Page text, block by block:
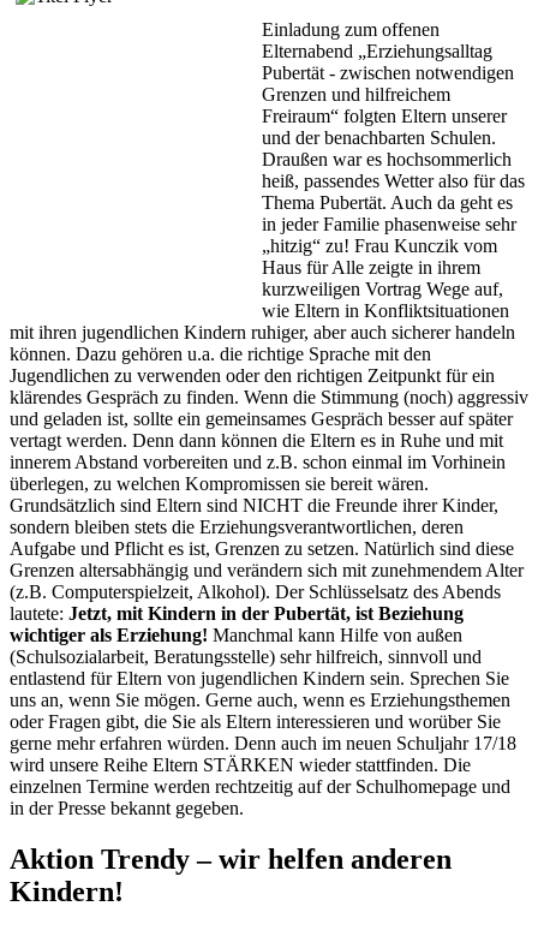
Einladung zum offenen
Elternabend „Erziehungsalltag
Pubertät - zwischen notwendigen
Grenzen und hilfreichem
Freiraum“ folgten Eltern unserer
und der benachbarten Schulen.
Draußen war es hochsommerlich
heiß, passendes Wetter also für das
Thema Pubertät. Auch da geht es
in jeder Familie phasenweise sehr
„hitzig“ zu! Frau Kunczik vom
Haus für Alle zeigte in ihrem
kurzweiligen Vortrag Wege auf,
wie Eltern in Konfliktsituationen
mit ihren jugendlichen Kindern ruhiger, aber auch sicherer handeln
können. Dazu gehören u.a. die richtige Sprache mit den
Jugendlichen zu verwenden oder den richtigen Zeitpunkt für ein
klärendes Gespräch zu finden. Wenn die Stimmung (noch) aggressiv
und geladen ist, sollte ein gemeinsames Gespräch besser auf später
vertagt werden. Denn dann können die Eltern es in Ruhe und mit
innerem Abstand vorbereiten und z.B. schon einmal im Vorhinein
überlegen, zu welchen Kompromissen sie bereit wären.
Grundsätzlich sind Eltern sind NICHT die Freunde ihrer Kinder,
sondern bleiben stets die Erziehungsverantwortlichen, deren
Aufgabe und Pflicht es ist, Grenzen zu setzen. Natürlich sind diese
Grenzen altersabhängig und verändern sich mit zunehmendem Alter
(z.B. Computerspielzeit, Alkohol). Der Schlüsselsatz des Abends
lautete: Jetzt, mit Kindern in der Pubertät, ist Beziehung
wichtiger als Erziehung! Manchmal kann Hilfe von außen
(Schulsozialarbeit, Beratungsstelle) sehr hilfreich, sinnvoll und
entlastend für Eltern von jugendlichen Kindern sein. Sprechen Sie
uns an, wenn Sie mögen. Gerne auch, wenn es Erziehungsthemen
oder Fragen gibt, die Sie als Eltern interessieren und worüber Sie
gerne mehr erfahren würden. Denn auch im neuen Schuljahr 17/18
wird unsere Reihe Eltern STÄRKEN wieder stattfinden. Die
einzelnen Termine werden rechtzeitig auf der Schulhomepage und
in der Presse bekannt gegeben.
Aktion Trendy – wir helfen anderen
Kindern!